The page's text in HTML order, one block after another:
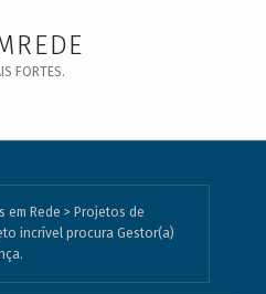
de mudança. - ARTEMREDE
FORTES.
artemrede@artemrede.pt
em Rede > Projetos de
incrível procura Gestor(a)